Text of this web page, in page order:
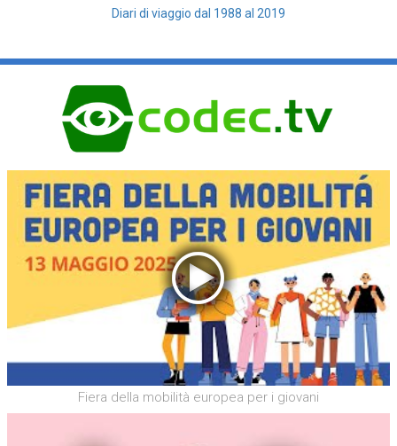
Diari di viaggio dal 1988 al 2019
Fiera della mobilità europea per i giovani